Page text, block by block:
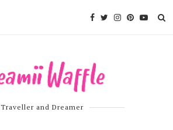
Traveller and Dreamer